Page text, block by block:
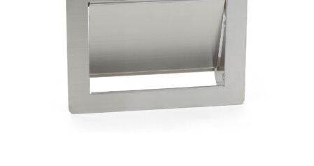
Transport maritime